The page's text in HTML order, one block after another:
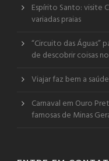
Espírito Santo: visite
variadas praias
“Circuito das Águas”
de descobrir coisas
Viajar faz bem a
Carnaval em Ouro
famosas de Minas